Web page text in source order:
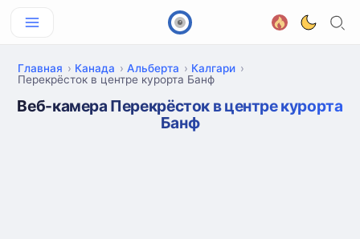
Главная Канада Альберта
Калгари
Перекрёсток в центре курорта Банф
Веб-камера Перекрёсток в центре курорта
Банф